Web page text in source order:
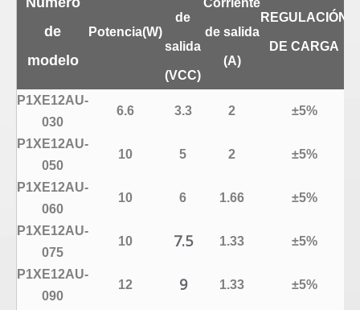
de
modelo
Potencia(W)
de
salida
(VCC)
Corriente
de salida
(A)
REGULACIÓN
DE CARGA
P1XE12AU-
030
6.6 3.3 2 ±5%
P1XE12AU-
050
10 5 2 ±5%
P1XE12AU-
060
10 6 1.66 ±5%
P1XE12AU-
075
10 7.5 1.33 ±5%
P1XE12AU-
090
12 9 1.33 ±5%